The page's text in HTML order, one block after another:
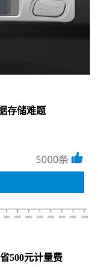
存储难题
500元计量费